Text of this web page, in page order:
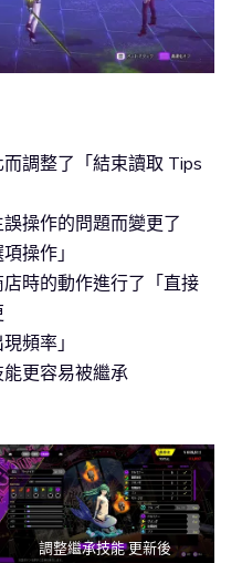
調整了「結束讀取 Tips
操作的問題而變更了
操作」
時的動作進行了「直接
頻率」
更容易被繼承
調整繼承技能 更新後